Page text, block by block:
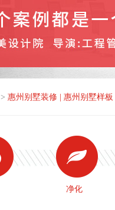
> 惠州别墅装修 | 惠州别墅样板
净化